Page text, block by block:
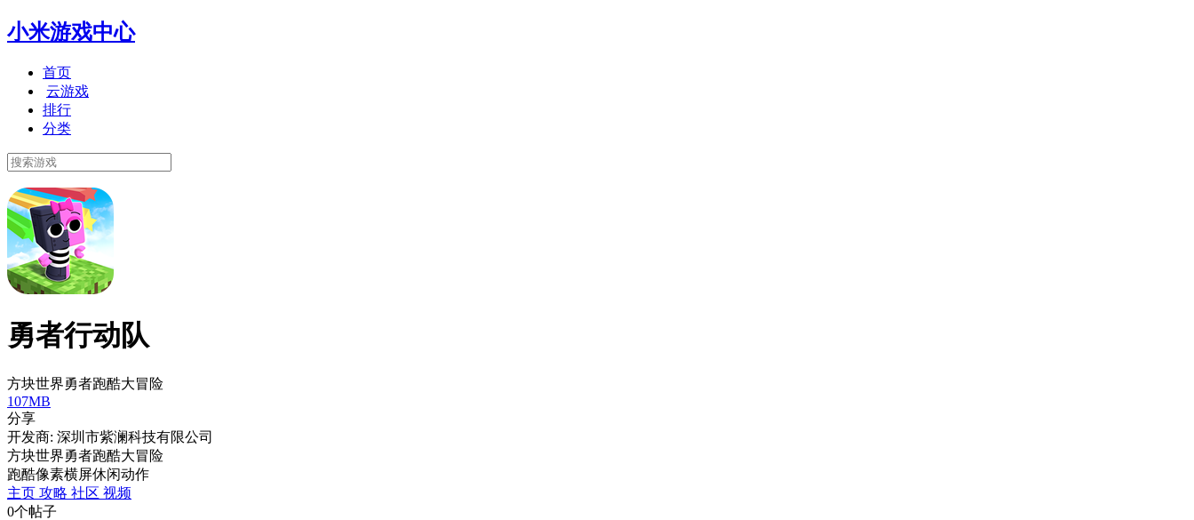
小米游戏中心
首页
云游戏
排行
分类
勇者行动队
方块世界勇者跑酷大冒险
107MB
分享
开发商: 深圳市紫澜科技有限公司
方块世界勇者跑酷大冒险
跑酷像素横屏休闲动作
主页 攻略 社区 视频
0个帖子